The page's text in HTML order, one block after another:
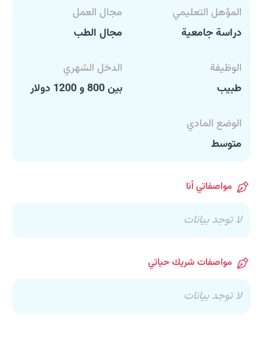
المؤهل التعليمي
دراسة جامعية
مجال العمل
مجال الطب
الوظيفة
طبيب
الدخل الشهري
بين 800 و 1200 دولار
الوضع المادي
متوسط
مواصفاتي أنا
لا توجد بيانات
مواصفات شريك حياتي
لا توجد بيانات